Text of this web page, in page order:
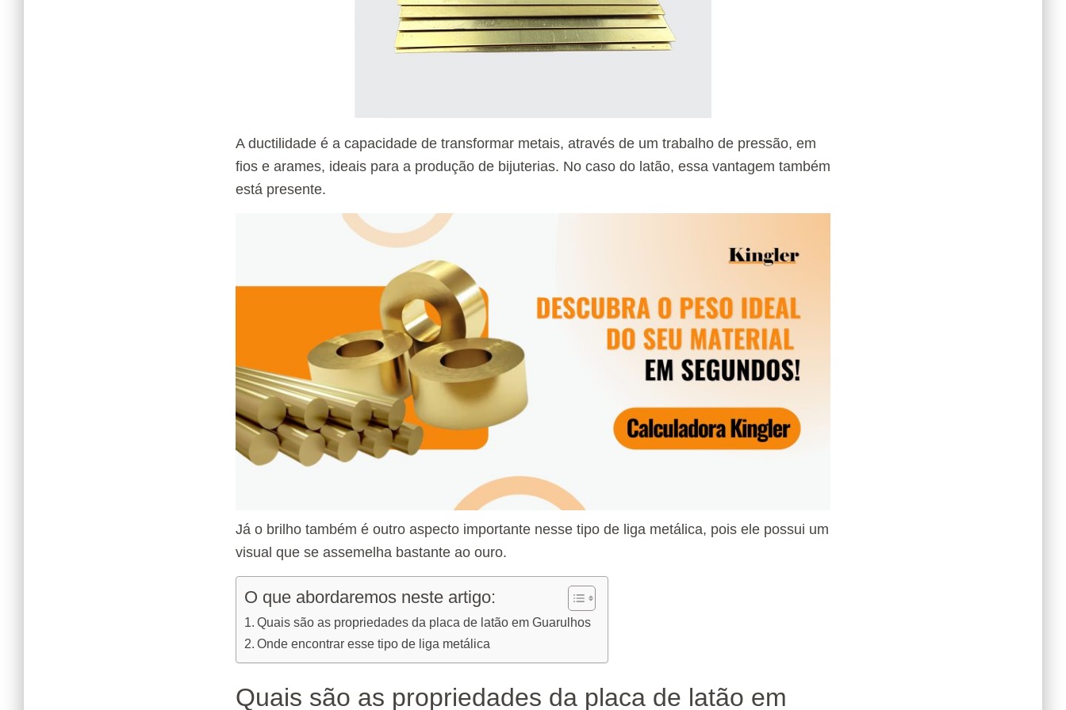
A ductilidade é a capacidade de transformar metais, através de um trabalho de pressão, em
fios e arames, ideais para a produção de bijuterias. No caso do latão, essa vantagem também
está presente.
Já o brilho também é outro aspecto importante nesse tipo de liga metálica, pois ele possui um
visual que se assemelha bastante ao ouro.
O que abordaremos neste artigo:
Quais são as propriedades da placa de latão em Guarulhos
Onde encontrar esse tipo de liga metálica
Quais são as propriedades da placa de latão em